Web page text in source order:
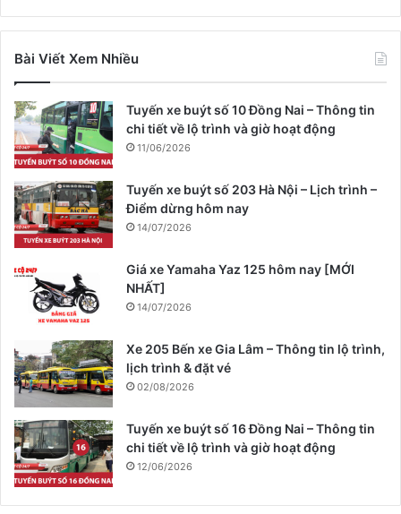
Bài Viết Xem Nhiều
Tuyến xe buýt số 10 Đồng Nai – Thông tin
chi tiết về lộ trình và giờ hoạt động
11/06/2026
Tuyến xe buýt số 203 Hà Nội – Lịch trình –
Điểm dừng hôm nay
14/07/2026
Giá xe Yamaha Yaz 125 hôm nay [MỚI
NHẤT]
14/07/2026
Xe 205 Bến xe Gia Lâm – Thông tin lộ trình,
lịch trình & đặt vé
02/08/2026
Tuyến xe buýt số 16 Đồng Nai – Thông tin
chi tiết về lộ trình và giờ hoạt động
12/06/2026